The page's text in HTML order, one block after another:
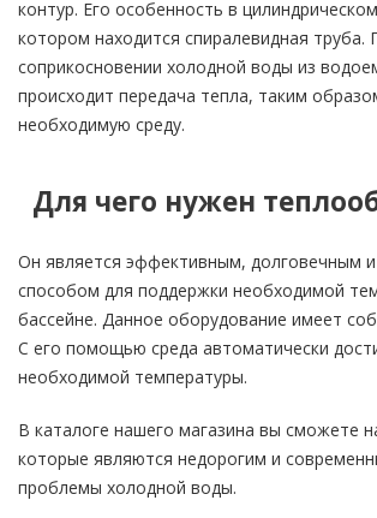
контур. Его особенность в
котором находится спиралевидная труба.
соприкосновении холодной воды из
происходит передача тепла, таким
необходимую среду.
Для чего нужен
Он является эффективным, долговечным
способом для поддержки необходимой
бассейне. Данное оборудование имеет
С его помощью среда автоматически
необходимой температуры.
В каталоге нашего магазина вы сможете
которые являются недорогим и
проблемы холодной воды.